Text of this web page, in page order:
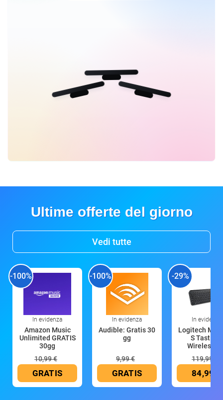
Ultime offerte del giorno
Vedi tutte
-100%
In evidenza
Amazon Music
Unlimited GRATIS
30gg
10,99 €
GRATIS
-100%
In evidenza
Audible: Gratis 30
gg
9,99 €
GRATIS
-29%
In evidenza
Logitech MX
S Tastiera
Wireless
119,99 €
84,99 €